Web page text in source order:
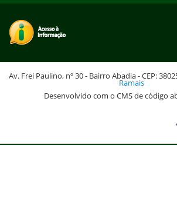
Av. Frei Paulino, nº 30 - Bairro Abadia - CEP:
Ramais
Desenvolvido com o CMS de código